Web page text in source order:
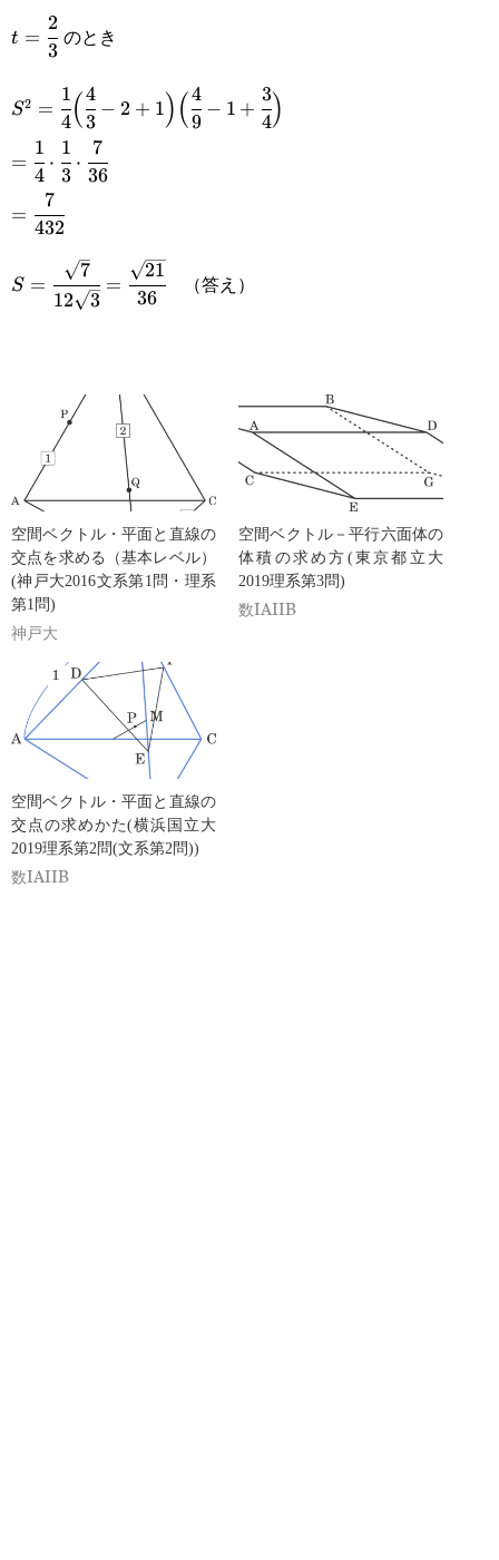
{4}+\cfrac{3}{4}\Big)
{64}
t=\cfrac{2}
t =
3
2
のとき
S^2=\cfrac{1}
{4}\Big(\cfrac{4}
{3}-2+1\Big)\Big(\cfrac{4}
{9}-1+\cfrac{3}{4}\Big)
S2 =
4
1( 3
4
− 2 + 1)( 9
4
− 1 +
4
3)
=\cfrac{1}
{4}\cdot\cfrac{1}
{3}\cdot\cfrac{7}
=
4
1
⋅
3
1
⋅
36
7
=\cfrac{7}
{432}
=
432
7
S=\cfrac{\sqrt{7}}
{12\sqrt{3}}=\cfrac{\sqrt{21}}
S =
12 3
7
=
36
21
（答え）
空間ベクトル・平面と直線の
交点を求める（基本レベル）
(神戸大2016文系第1問・理系
第1問)
神戸大
空間ベクトル－平行六面体の
体積の求め方(東京都立大
2019理系第3問)
数IAIIB
空間ベクトル・平面と直線の
交点の求めかた(横浜国立大
2019理系第2問(文系第2問))
数IAIIB